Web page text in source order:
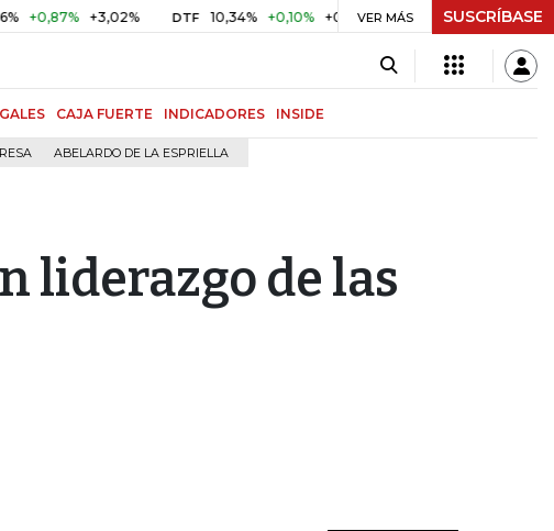
+3,02% DTF 10,34% +0,10% +0,98% UVR $ 416,91 +$ 0,05 +0,01%
VER MÁS SUSCRÍBASE
CAJA FUERTE INDICADORES INSIDE
ABELARDO DE LA ESPRIELLA
liderazgo de las